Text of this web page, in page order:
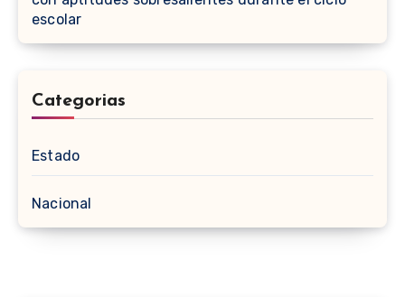
escolar
Categorias
Estado
Nacional